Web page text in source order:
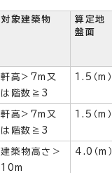
対象建築物
算定地
盤面
軒高>7m又
は階数≧3
1.5（m）
軒高>7m又
は階数≧3
1.5（m）
建築物高さ＞
10m
4.0（m）